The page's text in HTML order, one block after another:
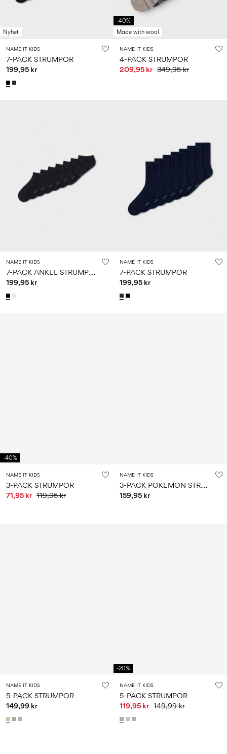
Nyhet
NAME IT KIDS
7-PACK STRUMPOR
199,95 kr
-40%
Made with wool
NAME IT KIDS
4-PACK STRUMPOR
209,95 kr 349,95 kr
NAME IT KIDS
7
-PACK ANKEL STRUMPOR
199,95 kr
NAME IT KIDS
7-PACK STRUMPOR
199,95 kr
-40%
NAME IT KIDS
3-PACK STRUMPOR
71,95 kr 119,95 kr
NAME IT KIDS
3
-PACK POKEMON STRUMPOR
159,95 kr
NAME IT KIDS
5-PACK STRUMPOR
149,99 kr
-20%
NAME IT KIDS
5-PACK STRUMPOR
119,95 kr 149,99 kr